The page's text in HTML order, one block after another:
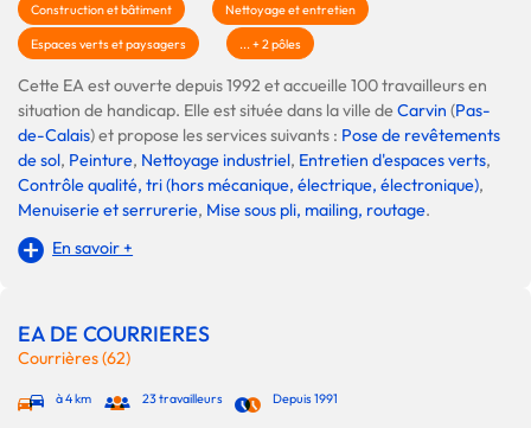
Construction et bâtiment Nettoyage et entretien
Espaces verts et paysagers ... + 2 pôles
Cette EA est ouverte depuis 1992 et accueille 100 travailleurs en
situation de handicap. Elle est située dans la ville deCarvin (Pas-
de-Calais) et propose les services suivants : Pose de revêtements
de sol, Peinture, Nettoyage industriel, Entretien d'espaces verts,
Contrôle qualité, tri (hors mécanique, électrique, électronique),
Menuiserie et serrurerie, Mise sous pli, mailing, routage.
En savoir +
EA DE COURRIERES
Courrières (62)
à 4 km 23 travailleurs Depuis 1991